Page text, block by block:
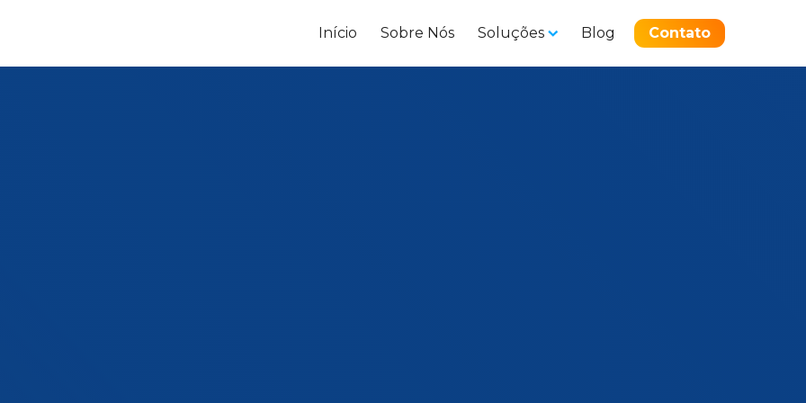
Início Sobre Nós Soluções Blog Contato